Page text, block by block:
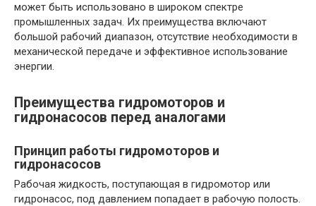
может быть использовано в широком спектре
промышленных задач. Их преимущества включают
большой рабочий диапазон, отсутствие необходимости в
механической передаче и эффективное использование
энергии.
Преимущества гидромоторов и
гидронасосов перед аналогами
Принцип работы гидромоторов и
гидронасосов
Рабочая жидкость, поступающая в гидромотор или
гидронасос, под давлением попадает в рабочую полость.